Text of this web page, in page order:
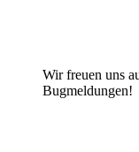
Wir freuen uns
Bugmeldungen!